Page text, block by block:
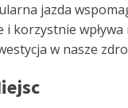
jazda
korzystnie wpływa
w nasze